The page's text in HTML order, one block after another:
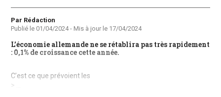
Auteur
Par Rédaction
Publié le 01/04/2024- Mis à jour le 17/04/2024
L’économie allemande ne se rétablira pas très rapidement
: 0,1% de croissance cette année.
C’est ce que prévoient les
> ...